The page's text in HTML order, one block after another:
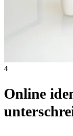
4
Online